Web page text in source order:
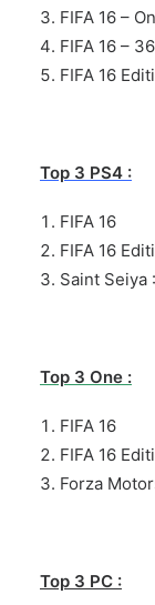
FIFA 16 –
FIFA 16 –
FIFA 16
Top 3 PS4 :
FIFA 16
FIFA 16
Saint Seiya
Top 3 One :
FIFA 16
FIFA 16
Forza
Top 3 PC :